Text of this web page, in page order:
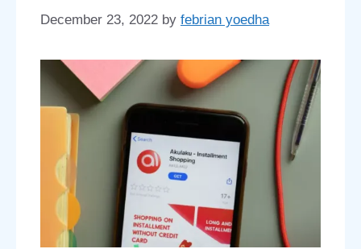
December 23, 2022 by febrian yoedha